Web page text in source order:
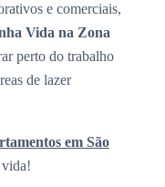
e comerciais,
Vida na Zona
perto do trabalho
de lazer
em São
vida!